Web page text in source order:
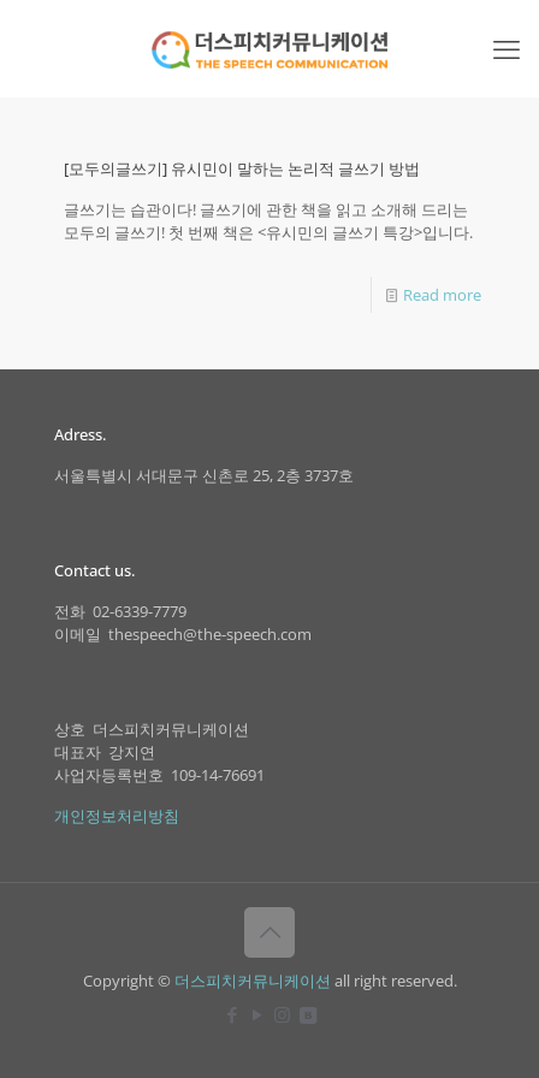
[모두의글쓰기] 유시민이 말하는 논리적 글쓰기 방법
글쓰기는 습관이다! 글쓰기에 관한 책을 읽고 소개해 드리는
모두의 글쓰기! 첫 번째 책은 <유시민의 글쓰기 특강>입니다.
Read more
Adress.
서울특별시 서대문구 신촌로 25, 2층 3737호
Contact us.
전화 02-6339-7779
이메일 thespeech@the-speech.com
상호 더스피치커뮤니케이션
대표자 강지연
사업자등록번호 109-14-76691
개인정보처리방침
Copyright © 더스피치커뮤니케이션 all right reserved.